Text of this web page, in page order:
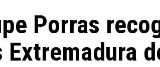
Porras
Extremadura